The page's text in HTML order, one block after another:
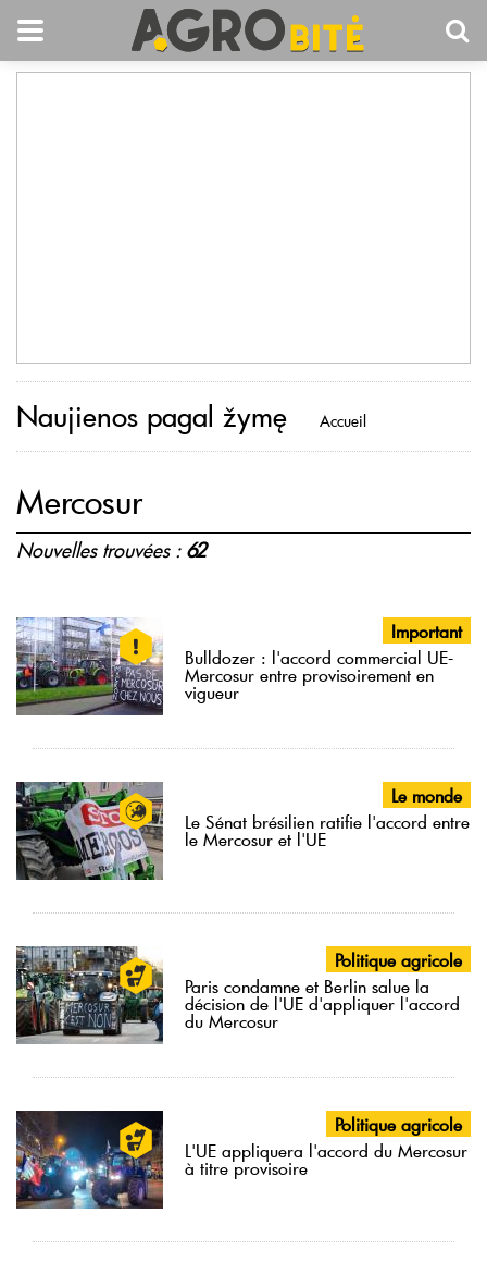
Naujienos pagal žymę Accueil
Mercosur
Nouvelles trouvées : 62
Important
Bulldozer : l'accord commercial UE-
Mercosur entre provisoirement en
vigueur
Le monde
Le Sénat brésilien ratifie l'accord entre
le Mercosur et l'UE
Politique agricole
Paris condamne et Berlin salue la
décision de l'UE d'appliquer l'accord
du Mercosur
Politique agricole
L'UE appliquera l'accord du Mercosur
à titre provisoire